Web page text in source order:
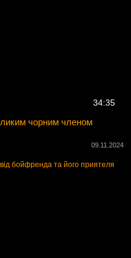
34:35
чорним членом
09.11.2024